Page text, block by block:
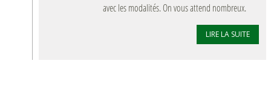
avec les modalités. On vous attend nombreux.
LIRE LA SUITE